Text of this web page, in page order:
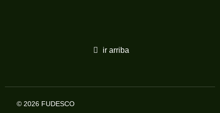
ir arriba
© 2026 FUDESCO